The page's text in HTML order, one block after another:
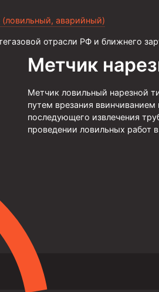
отрасли РФ и ближнего
аварийный)
Метчик
Метчик ловильный нарезной
путем врезания
последующего извлечения
проведении ловильных работ